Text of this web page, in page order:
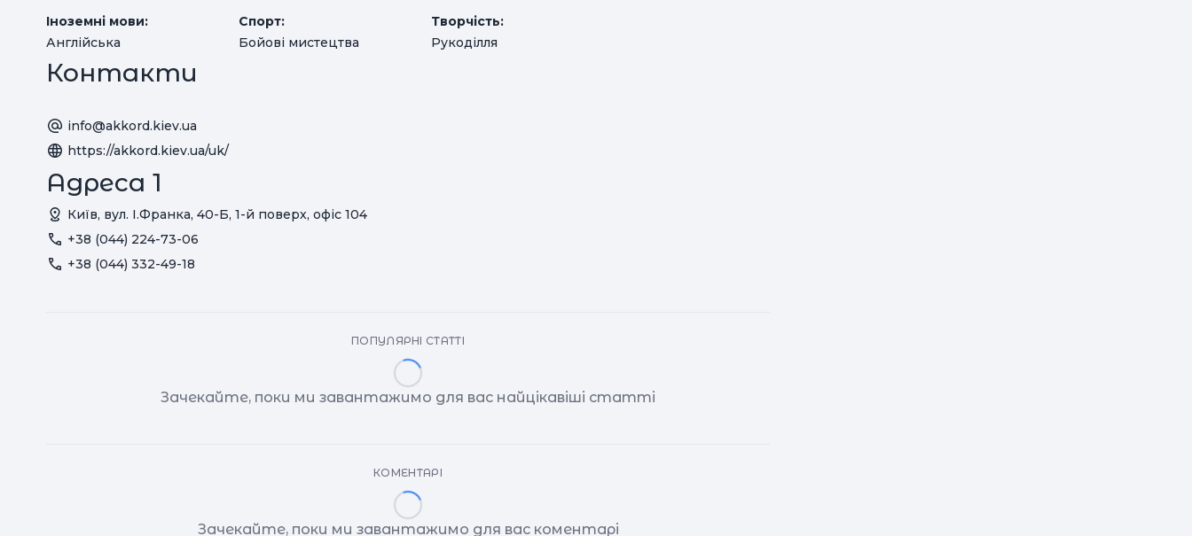
Іноземні мови:
Англійська
Спорт:
Бойові мистецтва
Творчість:
Рукоділля
Контакти
info@akkord.kiev.ua
https://akkord.kiev.ua/uk/
Адреса 1
Київ, вул. І.Франка, 40-Б, 1-й поверх, офіс 104
+38 (044) 224-73-06
+38 (044) 332-49-18
ПОПУЛЯРНІ СТАТТІ
Зачекайте, поки ми завантажимо для вас найцікавіші статті
КОМЕНТАРІ
Зачекайте, поки ми завантажимо для вас коментарі